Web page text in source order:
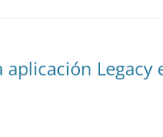
Legacy